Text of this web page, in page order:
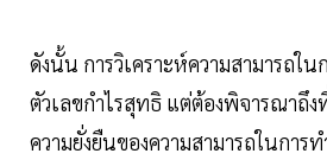
ดังนั้น การวิเคราะห์ความสามารถใน
ตัวเลขกำไรสุทธิ แต่ต้องพิจารณาถึง
ความยั่งยืนของความสามารถในการ